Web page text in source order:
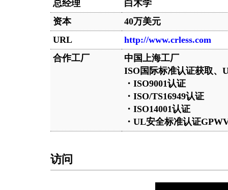
总经理
白木学
资本
40万美元
URL
http://www.crless.com
合作工厂
中国上海工厂
ISO 国际标准认证获取、
・ ISO9001认证
・ ISO/TS16949认证
・ ISO14001认证
・ UL安全标准认证
访问